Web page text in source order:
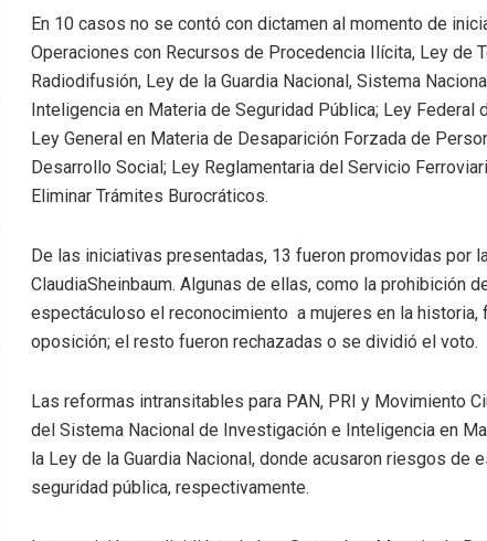
En 10 casos no se contó con dictamen al momento de
Operaciones con Recursos de Procedencia Ilícita, Ley de
Radiodifusión, Ley de la Guardia Nacional, Sistema
Inteligencia en Materia de Seguridad Pública; Ley Federal
Ley General en Materia de Desaparición Forzada de
Desarrollo Social; Ley Reglamentaria del Servicio
Eliminar Trámites Burocráticos.
De las iniciativas presentadas, 13 fueron promovidas por
ClaudiaSheinbaum. Algunas de ellas, como la prohibición
espectáculoso el reconocimiento a mujeres en la historia,
oposición; el resto fueron rechazadas o se dividió el voto.
Las reformas intransitables para PAN, PRI y Movimiento
del Sistema Nacional de Investigación e Inteligencia en
la Ley de la Guardia Nacional, donde acusaron riesgos de
seguridad pública, respectivamente.